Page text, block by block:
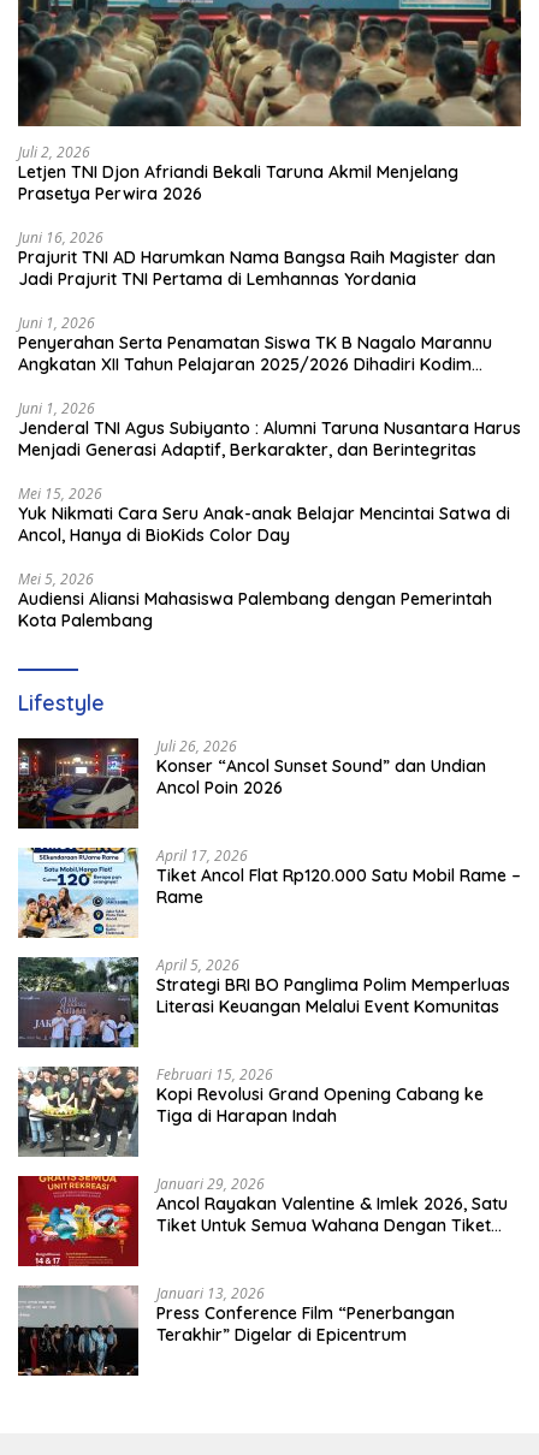
Juli 2, 2026
Letjen TNI Djon Afriandi Bekali Taruna Akmil Menjelang
Prasetya Perwira 2026
Juni 16, 2026
Prajurit TNI AD Harumkan Nama Bangsa Raih Magister dan
Jadi Prajurit TNI Pertama di Lemhannas Yordania
Juni 1, 2026
Penyerahan Serta Penamatan Siswa TK B Nagalo Marannu
Angkatan XII Tahun Pelajaran 2025/2026 Dihadiri Kodim
Juni 1, 2026
Jenderal TNI Agus Subiyanto : Alumni Taruna Nusantara Harus
Menjadi Generasi Adaptif, Berkarakter, dan Berintegritas
Mei 15, 2026
Yuk Nikmati Cara Seru Anak-anak Belajar Mencintai Satwa di
Ancol, Hanya di BioKids Color Day
Mei 5, 2026
Audiensi Aliansi Mahasiswa Palembang dengan Pemerintah
Kota Palembang
Lifestyle
Juli 26, 2026
Konser “Ancol Sunset Sound” dan Undian
Ancol Poin 2026
April 17, 2026
Tiket Ancol Flat Rp120.000 Satu Mobil Rame –
Rame
April 5, 2026
​Strategi BRI BO Panglima Polim Memperluas
Literasi Keuangan Melalui Event Komunitas
Februari 15, 2026
Kopi Revolusi Grand Opening Cabang ke
Tiga di Harapan Indah
Januari 29, 2026
Ancol Rayakan Valentine & Imlek 2026, Satu
Tiket Untuk Semua Wahana Dengan Tiket
Januari 13, 2026
Press Conference Film “Penerbangan
Terakhir” Digelar di Epicentrum